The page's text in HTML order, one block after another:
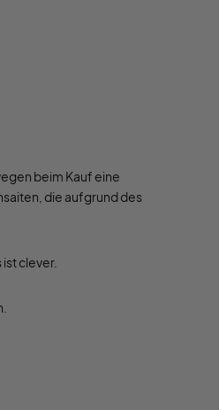
beim Kauf eine
die aufgrund des
clever.